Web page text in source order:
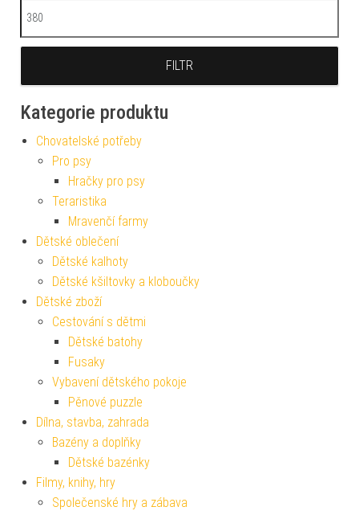
Maximální cena
FILTR
Kategorie produktu
Chovatelské potřeby
Pro psy
Hračky pro psy
Teraristika
Mravenčí farmy
Dětské oblečení
Dětské kalhoty
Dětské kšiltovky a kloboučky
Dětské zboží
Cestování s dětmi
Dětské batohy
Fusaky
Vybavení dětského pokoje
Pěnové puzzle
Dílna, stavba, zahrada
Bazény a doplňky
Dětské bazénky
Filmy, knihy, hry
Společenské hry a zábava